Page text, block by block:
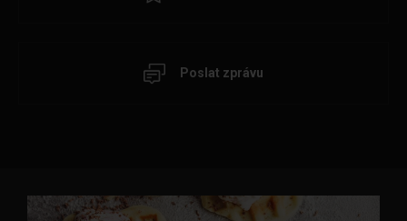
Poslat zprávu